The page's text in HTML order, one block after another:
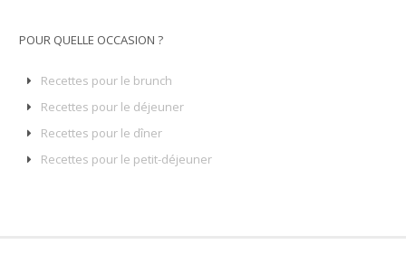
POUR QUELLE OCCASION ?
Recettes pour le brunch
Recettes pour le déjeuner
Recettes pour le dîner
Recettes pour le petit-déjeuner